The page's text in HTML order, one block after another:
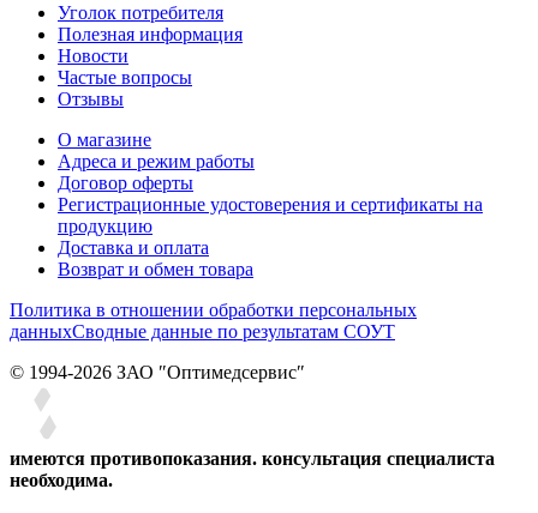
Уголок потребителя
Полезная информация
Новости
Частые вопросы
Отзывы
О магазине
Адреса и режим работы
Договор оферты
Регистрационные удостоверения и сертификаты на
продукцию
Доставка и оплата
Возврат и обмен товара
Политика в отношении обработки персональных
данныхСводные данные по результатам СОУТ
© 1994-2026 ЗАО ″Оптимедсервис″
имеются противопоказания. консультация специалиста
необходима.